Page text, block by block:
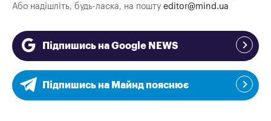
Або надішліть, будь-ласка, на пошту editor@mind.ua
Підпишись на Google NEWS
Підпишись на Майнд пояснює